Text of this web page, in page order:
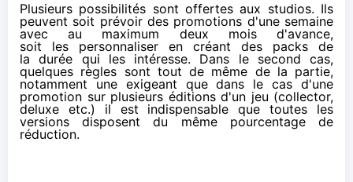
Plusieurs possibilités sont offertes aux studios. Ils
peuvent soit prévoir des promotions d'une semaine
avec au maximum deux mois d'avance,
soit les personnaliser en créant des packs de
la durée qui les intéresse. Dans le second cas,
quelques règles sont tout de même de la partie,
notamment une exigeant que dans le cas d'une
promotion sur plusieurs éditions d'un jeu (collector,
deluxe etc.) il est indispensable que toutes les
versions disposent du même pourcentage de
réduction.